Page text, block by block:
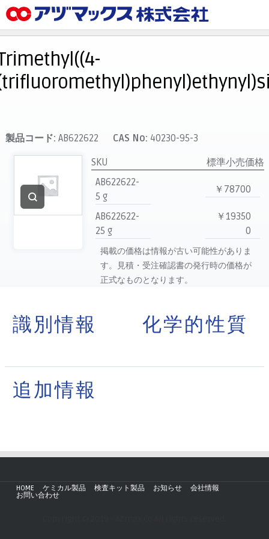
お気に入り
カート
主要取扱ブランド
代理店一覧
支払い
製品検索
見積発行
製品コード: AB622622 CAS No: 40230-95-3
SKU
標準小売価格
AB622622-
5 g
￥78700
AB622622-
25 g
￥19350
0
掲載の価格は情報が古い可能性がありま
す。見積・受注確認書の発行時の価格が
正式なものとなります。
識別情報 化学的性質
追加情報
HOME ケミカル製品 検査キット製品 お知らせ
会社情報
お問い合わせ